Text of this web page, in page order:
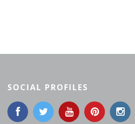
SOCIAL PROFILES